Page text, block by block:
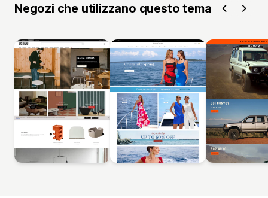
Negozi che utilizzano questo tema